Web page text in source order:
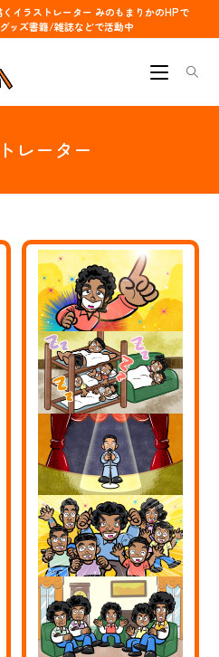
イラストレーター みのもまりかのHPで
ッズ書籍/雑誌などで活動中
レーター